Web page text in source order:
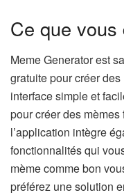
Ce que
Meme Generator est
gratuite pour créer
interface simple et
pour créer des
l’application intègre
fonctionnalités qui
mème comme bon
préférez une solution